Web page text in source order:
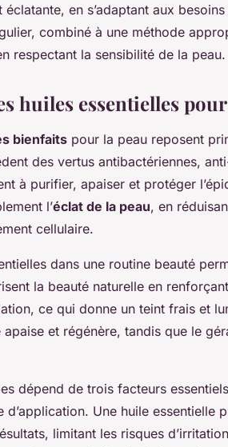
éclatante, en s’adaptant aux
combiné à une méthode
respectant la sensibilité de la peau.
huiles essentielles
bienfaits pour la peau reposent
des vertus antibactériennes,
à purifier, apaiser et protéger
l’éclat de la peau, en
cellulaire.
dans une routine beauté
la beauté naturelle en
ce qui donne un teint frais et
apaise et régénère, tandis que le
dépend de trois facteurs
Une huile essentielle
limitant les risques